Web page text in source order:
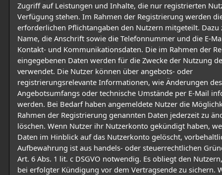
Zugriff auf Leistungen und Inhalte, die nur registrierten
Verfügung stehen. Im Rahmen der Registrierung werden
erforderlichen Pflichtangaben den Nutzern mitgeteilt. Dazu
Name, die Anschrift sowie die Telefonnummer und die E-
Kontakt- und Kommunikationsdaten. Die im Rahmen der
eingegebenen Daten werden für die Zwecke der Nutzung
verwendet. Die Nutzer können über angebots- oder
registrierungsrelevante Informationen, wie Änderungen des
Angebotsumfangs oder technische Umstände per E-Mail
werden. Bei Bedarf haben angemeldete Nutzer die
Rahmen der Registrierung genannten Daten jederzeit zu
löschen. Wenn Nutzer ihr Nutzerkonto gekündigt haben,
Daten im Hinblick auf das Nutzerkonto gelöscht,
Aufbewahrung ist aus handels- oder steuerrechtlichen
Art. 6 Abs. 1 lit. c DSGVO notwendig. Es obliegt den
bei erfolgter Kündigung vor dem Vertragsende zu sichern.